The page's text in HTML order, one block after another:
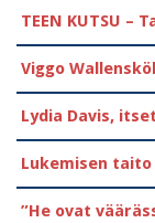
TEEN KUTSU
Viggo
Lydia Davis,
Lukemisen
”He ovat